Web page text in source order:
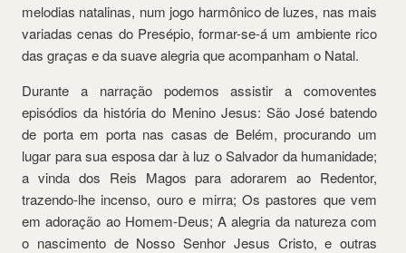
melodias natalinas, num jogo harmônico de luzes, nas mais
variadas cenas do Presépio, formar-se-á um ambiente rico
das graças e da suave alegria que acompanham o Natal.
Durante a narração podemos assistir a comoventes
episódios da história do Menino Jesus: São José batendo
de porta em porta nas casas de Belém, procurando um
lugar para sua esposa dar à luz o Salvador da humanidade;
a vinda dos Reis Magos para adorarem ao Redentor,
trazendo-lhe incenso, ouro e mirra; Os pastores que vem
em adoração ao Homem-Deus; A alegria da natureza com
o nascimento de Nosso Senhor Jesus Cristo, e outras